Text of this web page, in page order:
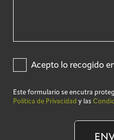
Acepto lo recogido
Este formulario se encutra
Política de Privacidad y las